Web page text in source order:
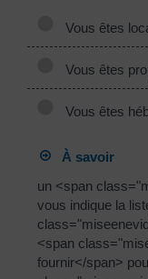
Vous êtes
Vous êtes
Vous êtes
À savoir
un <span
vous indique la
<span
fournir</span>